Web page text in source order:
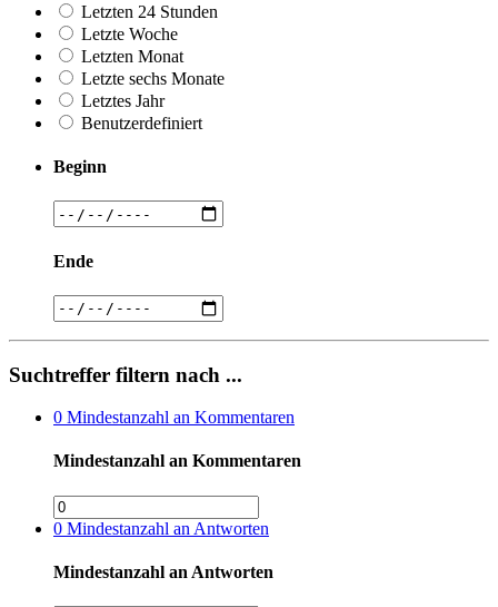
Letzten 24 Stunden
Letzte Woche
Letzten Monat
Letzte sechs Monate
Letztes Jahr
Benutzerdefiniert
Beginn
Ende
Suchtreffer filtern nach ...
0 Mindestanzahl an Kommentaren
Mindestanzahl an Kommentaren
0 Mindestanzahl an Antworten
Mindestanzahl an Antworten